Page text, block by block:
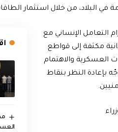
في البلاد، من خلال استثمار
التعامل الإنساني مع
مكثفة إلى قواطع
العسكرية والاهتمام
بإعادة النظر بنقاط